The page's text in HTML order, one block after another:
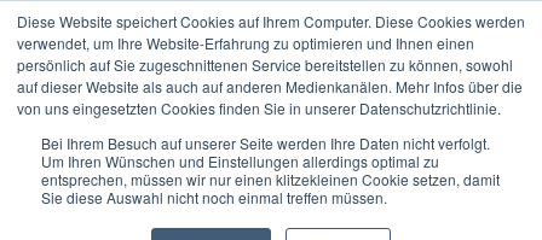
Diese Website speichert Cookies auf Ihrem Computer. Diese Cookies werden
verwendet, um Ihre Website-Erfahrung zu optimieren und Ihnen einen
persönlich auf Sie zugeschnittenen Service bereitstellen zu können, sowohl
auf dieser Website als auch auf anderen Medienkanälen. Mehr Infos über die
von uns eingesetzten Cookies finden Sie in unserer Datenschutzrichtlinie.
Bei Ihrem Besuch auf unserer Seite werden Ihre Daten nicht verfolgt.
Um Ihren Wünschen und Einstellungen allerdings optimal zu
entsprechen, müssen wir nur einen klitzekleinen Cookie setzen, damit
Sie diese Auswahl nicht noch einmal treffen müssen.
Countdown zur Messe